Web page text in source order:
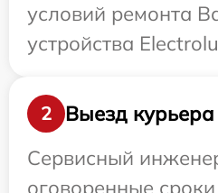
условий ремонта
устройства
2
Выезд
Сервисный
оговоренные